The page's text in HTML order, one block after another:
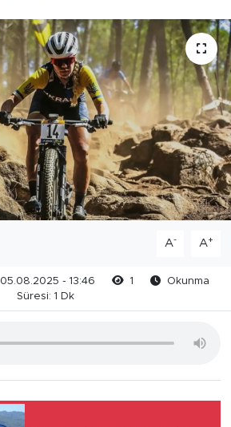
A- A+
05.08.2025 - 13:46 1
Okunma
Süresi: 1 Dk